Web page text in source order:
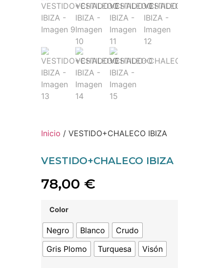
Inicio / VESTIDO+CHALECO IBIZA
VESTIDO+CHALECO IBIZA
78,00 €
Color
Negro Blanco
Crudo
Gris Plomo
Turquesa Visón